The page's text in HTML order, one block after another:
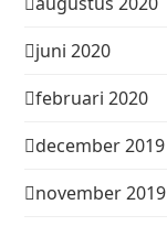
juni 2020
februari 2020
december 2019
november 2019